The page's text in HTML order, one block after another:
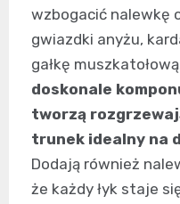
wzbogacić nalewkę
gwiazdki anyżu,
gałkę
doskonale
tworzą
trunek idealny na
Dodają również
że każdy łyk staje